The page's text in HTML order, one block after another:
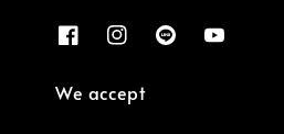
We accept